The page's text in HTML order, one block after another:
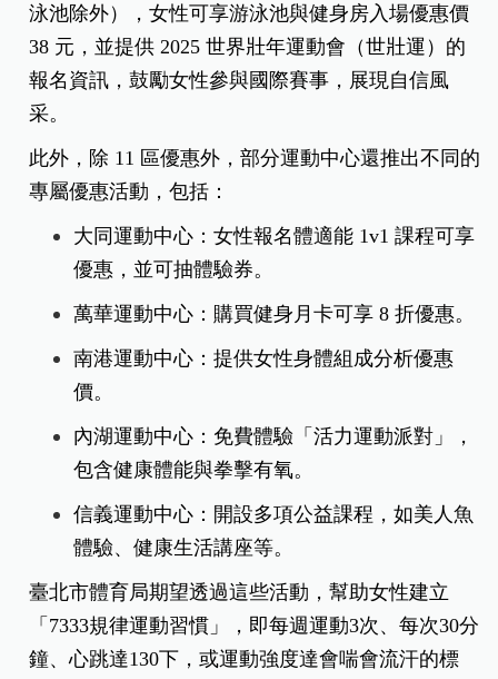
泳池除外），女性可享游泳池與健身房入場優惠價
38 元，並提供 2025 世界壯年運動會（世壯運）的
報名資訊，鼓勵女性參與國際賽事，展現自信風
采。
此外，除 11 區優惠外，部分運動中心還推出不同的
專屬優惠活動，包括：
大同運動中心：女性報名體適能 1v1 課程可享
優惠，並可抽體驗券。
萬華運動中心：購買健身月卡可享 8 折優惠。
南港運動中心：提供女性身體組成分析優惠
價。
內湖運動中心：免費體驗「活力運動派對」，
包含健康體能與拳擊有氧。
信義運動中心：開設多項公益課程，如美人魚
體驗、健康生活講座等。
臺北市體育局期望透過這些活動，幫助女性建立
「7333規律運動習慣」，即每週運動3次、每次30分
鐘、心跳達130下，或運動強度達會喘會流汗的標